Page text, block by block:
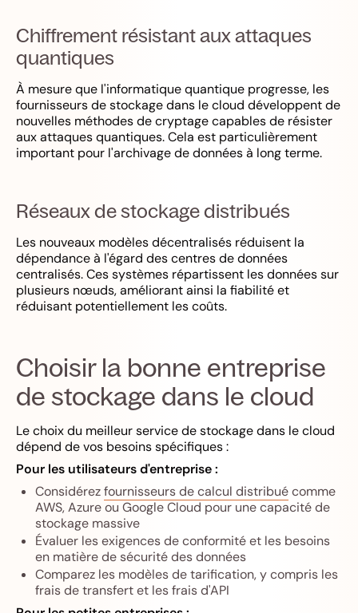
Chiffrement résistant aux attaques
quantiques
À mesure que l'informatique quantique progresse, les
fournisseurs de stockage dans le cloud développent de
nouvelles méthodes de cryptage capables de résister
aux attaques quantiques. Cela est particulièrement
important pour l'archivage de données à long terme.
Réseaux de stockage distribués
Les nouveaux modèles décentralisés réduisent la
dépendance à l'égard des centres de données
centralisés. Ces systèmes répartissent les données sur
plusieurs nœuds, améliorant ainsi la fiabilité et
réduisant potentiellement les coûts.
Choisir la bonne entreprise
de stockage dans le cloud
Le choix du meilleur service de stockage dans le cloud
dépend de vos besoins spécifiques :
Pour les utilisateurs d'entreprise :
Considérezfournisseurs de calcul distribuécomme
AWS, Azure ou Google Cloud pour une capacité de
stockage massive
Évaluer les exigences de conformité et les besoins
en matière de sécurité des données
Comparez les modèles de tarification, y compris les
frais de transfert et les frais d'API